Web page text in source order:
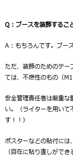
Q : ブースを装飾するこ
A : もちろんです。ブー
ただ、装飾のためのテ
ては、不燃性のもの（
安全管理責任者は厳重な
い。（ライターを用い
す！！）
ポスターなどの貼付には
（自在に貼り直しがで